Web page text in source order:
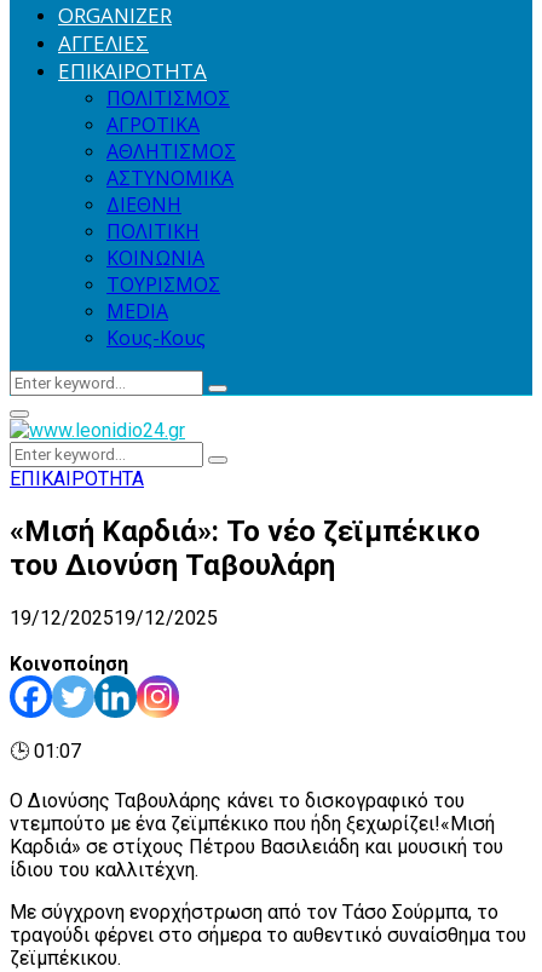
ORGANIZER
ΑΓΓΕΛΙΕΣ
ΕΠΙΚΑΙΡΟΤΗΤΑ
ΠΟΛΙΤΙΣΜΟΣ
ΑΓΡΟΤΙΚΑ
ΑΘΛΗΤΙΣΜΟΣ
ΑΣΤΥΝΟΜΙΚΑ
ΔΙΕΘΝΗ
ΠΟΛΙΤΙΚΗ
ΚΟΙΝΩΝΙΑ
ΤΟΥΡΙΣΜΟΣ
MEDIA
Κους-Κους
Search
Search
Primary
Menu
Search
for:
Search
ΕΠΙΚΑΙΡΟΤΗΤΑ
«Μισή Καρδιά»: Το νέο ζεϊμπέκικο
του Διονύση Ταβουλάρη
19/12/202519/12/2025
Κοινοποίηση
🕒 01:07
Ο Διονύσης Ταβουλάρης κάνει το δισκογραφικό του
ντεμπούτο με ένα ζεϊμπέκικο που ήδη ξεχωρίζει!«Μισή
Καρδιά» σε στίχους Πέτρου Βασιλειάδη και μουσική του
ίδιου του καλλιτέχνη.
Με σύγχρονη ενορχήστρωση από τον Τάσο Σούρμπα, το
τραγούδι φέρνει στο σήμερα το αυθεντικό συναίσθημα του
ζεϊμπέκικου.